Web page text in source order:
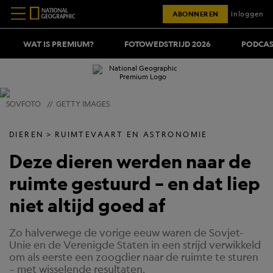
WAT IS PREMIUM? FOTOWEDSTRIJD 2026
ABONNEREN Inloggen
SOVFOTO // GETTY IMAGES
DIEREN RUIMTEVAART EN ASTRONOMIE
Deze dieren werden naar de
ruimte gestuurd – en dat liep
niet altijd goed af
Zo halverwege de vorige eeuw waren de Sovjet-
Unie en de Verenigde Staten in een strijd verwikkeld
om als eerste een zoogdier naar de ruimte te sturen
– met wisselende resultaten.